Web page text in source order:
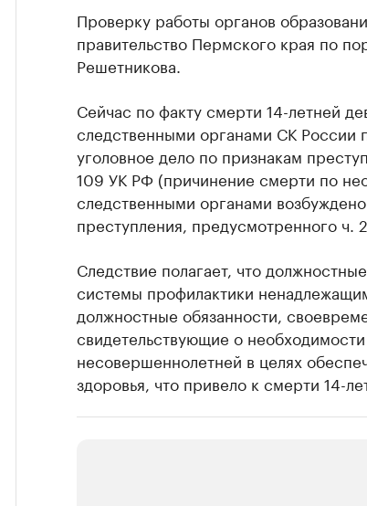
Проверку работы органов
правительство Пермского края по
Решетникова.
Сейчас по факту смерти 14-летней
следственными органами СК России
уголовное дело по признакам
109 УК РФ (причинение смерти по
следственными органами
преступления, предусмотренного ч.
Следствие полагает, что
системы профилактики
должностные обязанности,
свидетельствующие о
несовершеннолетней в целях
здоровья, что привело к смерти 14-